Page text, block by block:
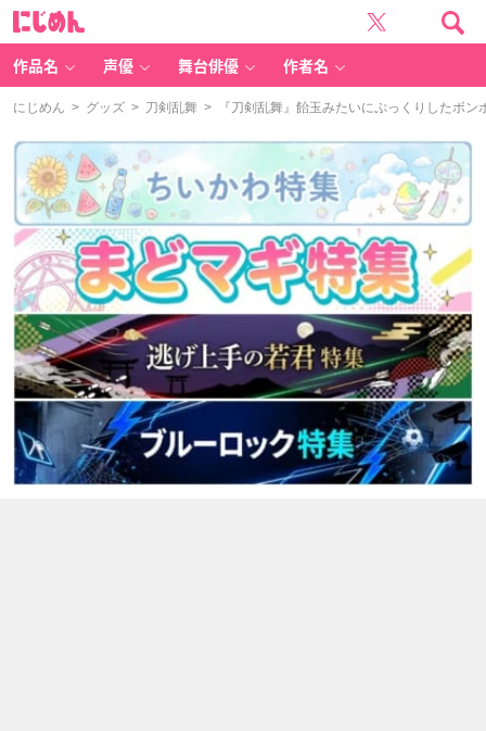
作品名 声優 舞台俳優 作者名
にじめん > グッズ > 刀剣乱舞 > 『刀剣乱舞』飴玉みたいにぷっくりしたボン